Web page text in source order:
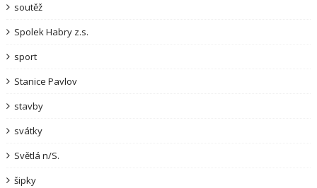
soutěž
Spolek Habry z.s.
sport
Stanice Pavlov
stavby
svátky
Světlá n/S.
šipky